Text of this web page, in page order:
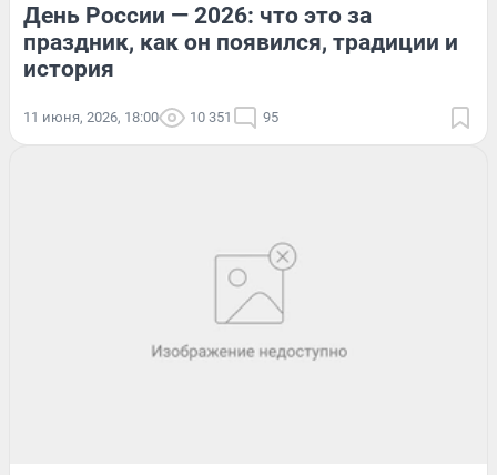
День России — 2026: что это за
праздник, как он появился, традиции и
история
11 июня, 2026, 18:00 10 351 95